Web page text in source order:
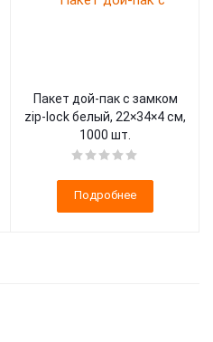
Пакет дой-пак с замком
zip-lock белый, 22×34×4 cм,
1000 шт.
Подробнее